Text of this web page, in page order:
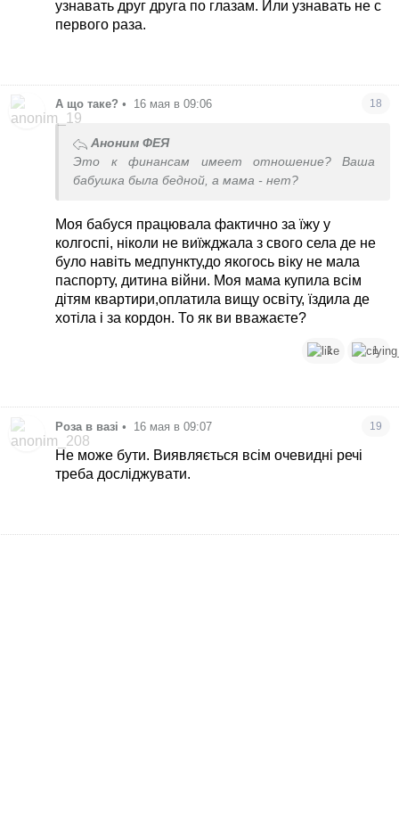
узнавать друг друга по глазам. Или узнавать не с
первого раза.
А що таке? • 16 мая в 09:06 18
Аноним ФЕЯ
Это к финансам имеет отношение? Ваша
бабушка была бедной, а мама - нет?
Моя бабуся працювала фактично за їжу у
колгоспі, ніколи не виїжджала з свого села де не
було навіть медпункту,до якогось віку не мала
паспорту, дитина війни. Моя мама купила всім
дітям квартири,оплатила вищу освіту, їздила де
хотіла і за кордон. То як ви вважаєте?
1 1
Роза в вазі • 16 мая в 09:07 19
Не може бути. Виявляється всім очевидні речі
треба досліджувати.